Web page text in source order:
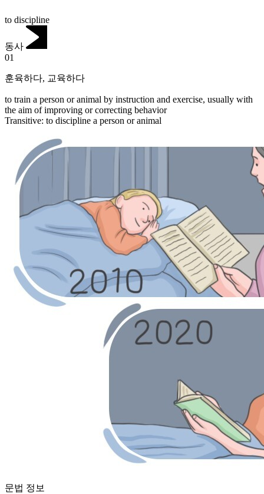
to discipline
동사
01
훈육하다, 교육하다
to train a person or animal by instruction and exercise, usually with
the aim of improving or correcting behavior
Transitive: to discipline a person or animal
문법 정보